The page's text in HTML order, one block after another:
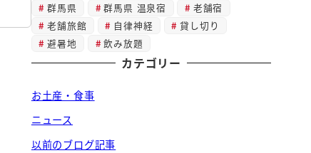
群馬県
群馬県 温泉宿
老舗宿
老舗旅館
自律神経
貸し切り
避暑地
飲み放題
カテゴリー
お土産・食事
ニュース
以前のブログ記事